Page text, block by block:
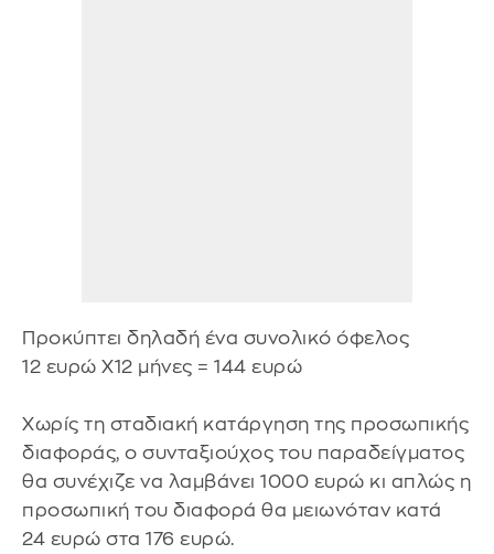
Προκύπτει δηλαδή ένα συνολικό όφελος
12 ευρώ Χ12 μήνες = 144 ευρώ
Χωρίς τη σταδιακή κατάργηση της προσωπικής
διαφοράς, ο συνταξιούχος του παραδείγματος
θα συνέχιζε να λαμβάνει 1000 ευρώ κι απλώς η
προσωπική του διαφορά θα μειωνόταν κατά
24 ευρώ στα 176 ευρώ.